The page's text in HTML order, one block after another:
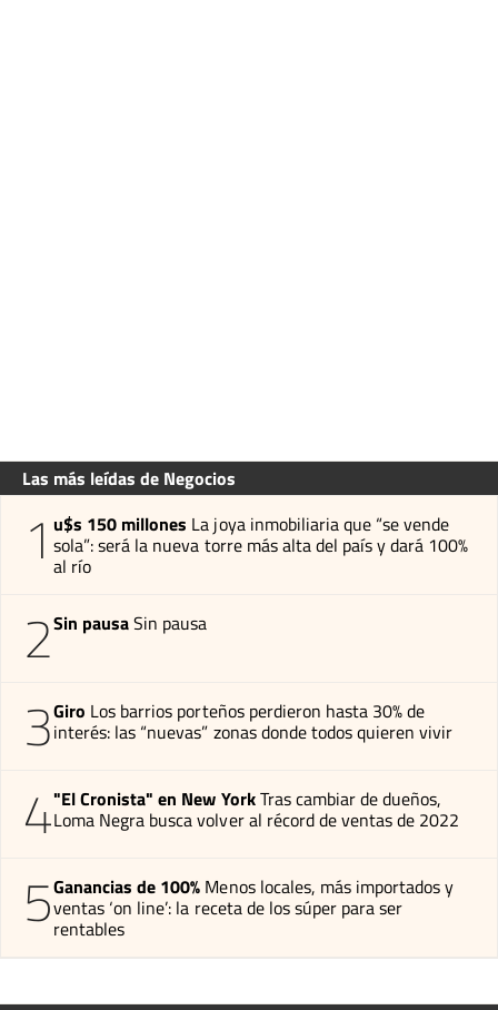
Las más leídas de Negocios
1 u$s 150 millones La joya inmobiliaria que “se vende
sola”: será la nueva torre más alta del país y dará 100%
al río
2Sin pausaSin pausa
3Giro Los barrios porteños perdieron hasta 30% de
interés: las “nuevas” zonas donde todos quieren vivir
4"El Cronista" en New YorkTras cambiar de dueños,
Loma Negra busca volver al récord de ventas de 2022
5Ganancias de 100% Menos locales, más importados y
ventas ‘on line’: la receta de los súper para ser
rentables